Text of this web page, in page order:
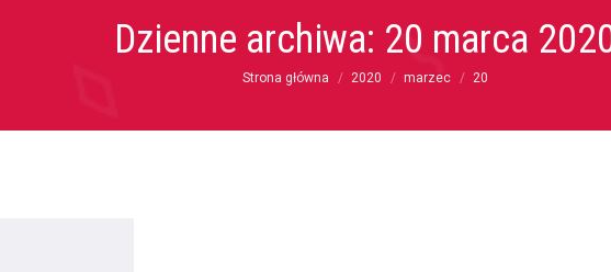
Dzienne archiwa: 20 marca
Jesteś tutaj:
Strona główna 2020 marzec 20